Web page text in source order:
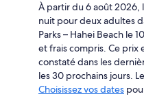
À partir du 6 août 2026,
nuit pour deux adultes
Parks – Hahei Beach le
et frais compris. Ce prix
constaté dans les
les 30 prochains jours.
Choisissez vos dates